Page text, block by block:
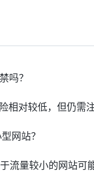
吗？
相对较低，但仍需
网站？
流量较小的网站可